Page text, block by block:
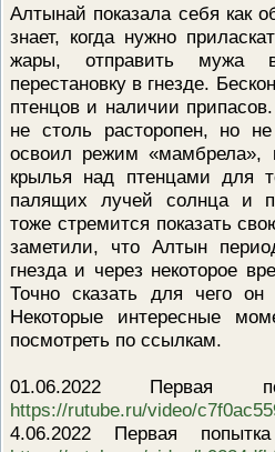
Алтынай показала себя как
знает, когда нужно
жары, отправить мужа
перестановку в гнезде.
птенцов и наличии
не столь расторопен, но
освоил режим «мамбрела»,
крылья над птенцами для
палящих лучей солнца и
тоже стремится показать
заметили, что Алтын
гнезда и через некоторое
Точно сказать для чего
Некоторые интересные
посмотреть по ссылкам.
01.06.2022 Первая
https://rutube.ru/video/
4.06.2022 Первая